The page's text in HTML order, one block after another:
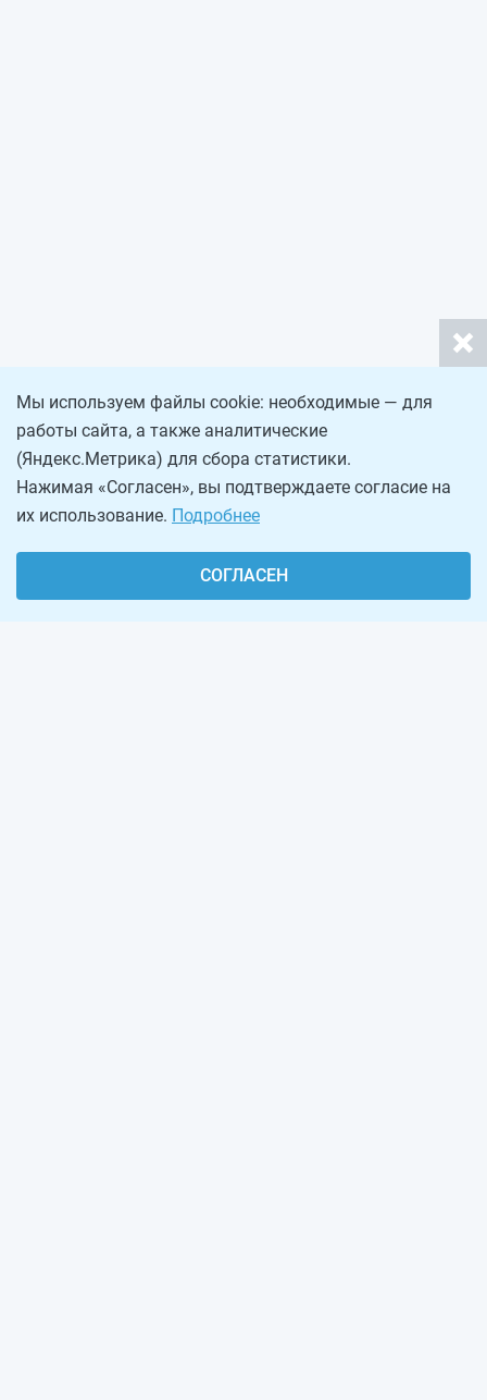
Мы используем файлы cookie: необходимые — для
работы сайта, а также аналитические
(Яндекс.Метрика) для сбора статистики.
Нажимая «Согласен», вы подтверждаете согласие на
их использование. Подробнее
СОГЛАСЕН